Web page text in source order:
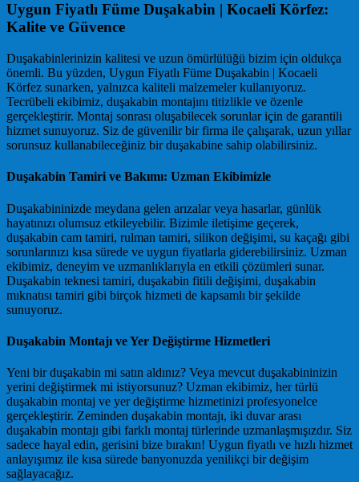
Uygun Fiyatlı Füme Duşakabin | Kocaeli Körfez:
Kalite ve Güvence
Duşakabinlerinizin kalitesi ve uzun ömürlülüğü bizim için oldukça
önemli. Bu yüzden, Uygun Fiyatlı Füme Duşakabin | Kocaeli
Körfez sunarken, yalnızca kaliteli malzemeler kullanıyoruz.
Tecrübeli ekibimiz, duşakabin montajını titizlikle ve özenle
gerçekleştirir. Montaj sonrası oluşabilecek sorunlar için de garantili
hizmet sunuyoruz. Siz de güvenilir bir firma ile çalışarak, uzun yıllar
sorunsuz kullanabileceğiniz bir duşakabine sahip olabilirsiniz.
Duşakabin Tamiri ve Bakımı: Uzman Ekibimizle
Duşakabininizde meydana gelen arızalar veya hasarlar, günlük
hayatınızı olumsuz etkileyebilir. Bizimle iletişime geçerek,
duşakabin cam tamiri, rulman tamiri, silikon değişimi, su kaçağı gibi
sorunlarınızı kısa sürede ve uygun fiyatlarla giderebilirsiniz. Uzman
ekibimiz, deneyim ve uzmanlıklarıyla en etkili çözümleri sunar.
Duşakabin teknesi tamiri, duşakabin fitili değişimi, duşakabin
mıknatısı tamiri gibi birçok hizmeti de kapsamlı bir şekilde
sunuyoruz.
Duşakabin Montajı ve Yer Değiştirme Hizmetleri
Yeni bir duşakabin mi satın aldınız? Veya mevcut duşakabininizin
yerini değiştirmek mi istiyorsunuz? Uzman ekibimiz, her türlü
duşakabin montaj ve yer değiştirme hizmetinizi profesyonelce
gerçekleştirir. Zeminden duşakabin montajı, iki duvar arası
duşakabin montajı gibi farklı montaj türlerinde uzmanlaşmışızdır. Siz
sadece hayal edin, gerisini bize bırakın! Uygun fiyatlı ve hızlı hizmet
anlayışımız ile kısa sürede banyonuzda yenilikçi bir değişim
sağlayacağız.